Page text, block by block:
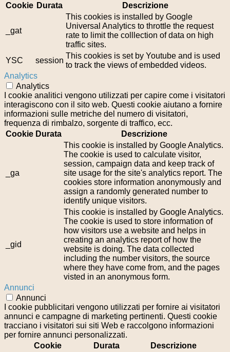
Cookie Durata Descrizione
_gat
This cookies is installed by Google
Universal Analytics to throttle the request
rate to limit the colllection of data on high
traffic sites.
YSC
session
This cookies is set by Youtube and is used
to track the views of embedded videos.
Analytics
Analytics
I cookie analitici vengono utilizzati per capire come i visitatori
interagiscono con il sito web. Questi cookie aiutano a fornire
informazioni sulle metriche del numero di visitatori,
frequenza di rimbalzo, sorgente di traffico, ecc.
Cookie Durata Descrizione
_ga
This cookie is installed by Google Analytics.
The cookie is used to calculate visitor,
session, campaign data and keep track of
site usage for the site's analytics report. The
cookies store information anonymously and
assign a randomly generated number to
identify unique visitors.
_gid
This cookie is installed by Google Analytics.
The cookie is used to store information of
how visitors use a website and helps in
creating an analytics report of how the
website is doing. The data collected
including the number visitors, the source
where they have come from, and the pages
visted in an anonymous form.
Annunci
Annunci
I cookie pubblicitari vengono utilizzati per fornire ai visitatori
annunci e campagne di marketing pertinenti. Questi cookie
tracciano i visitatori sui siti Web e raccolgono informazioni
per fornire annunci personalizzati.
Cookie
Durata Descrizione